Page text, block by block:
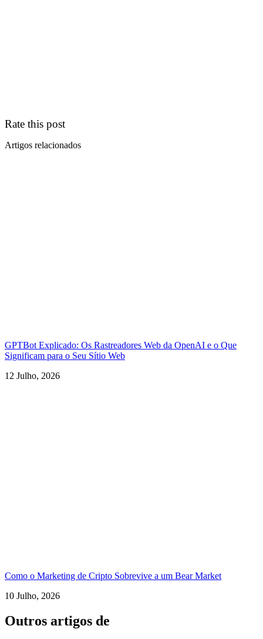
Rate this post
Artigos relacionados
GPTBot Explicado: Os Rastreadores Web da OpenAI e o Que
Significam para o Seu Sítio Web
12 Julho, 2026
Como o Marketing de Cripto Sobrevive a um Bear Market
10 Julho, 2026
Outros artigos de